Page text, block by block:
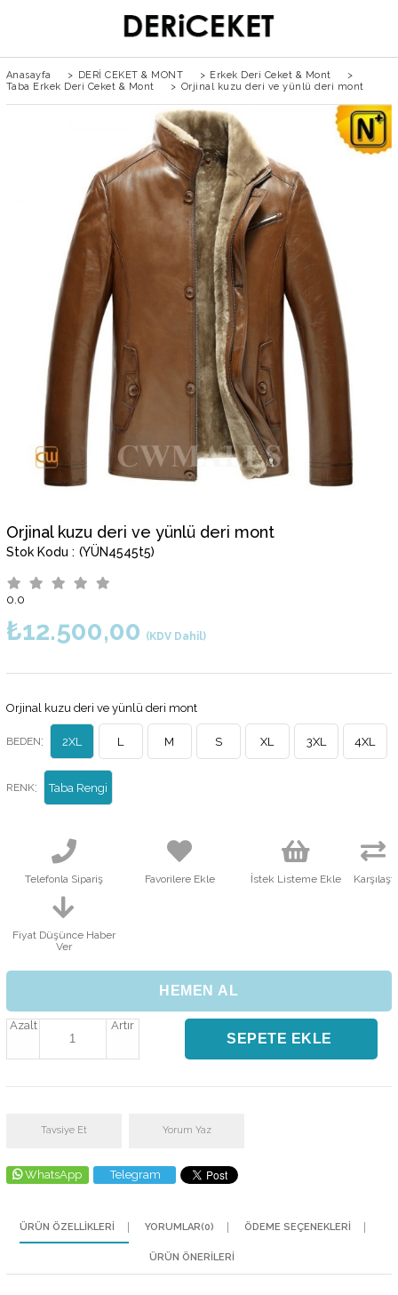
Anasayfa > DERİ CEKET & MONT > Erkek Deri Ceket & Mont
>
Taba Erkek Deri Ceket & Mont
> Orjinal kuzu deri ve yünlü deri mont
Orjinal kuzu deri ve yünlü deri mont
(YÜN4545t5)
0.0
₺12.500,00 (KDV Dahil)
Orjinal kuzu deri ve yünlü deri mont
BEDEN: 2XL L M S XL 3XL 4XL
RENK: Taba Rengi
Telefonla Sipariş Favorilere Ekle İstek Listeme Ekle
Fiyat Düşünce Haber
Ver
Artır
Azalt
Tavsiye Et Yorum Yaz
WhatsApp Telegram
ÜRÜN ÖZELLIKLERI YORUMLAR(0) ÖDEME SEÇENEKLERI
ÜRÜN ÖNERILERI